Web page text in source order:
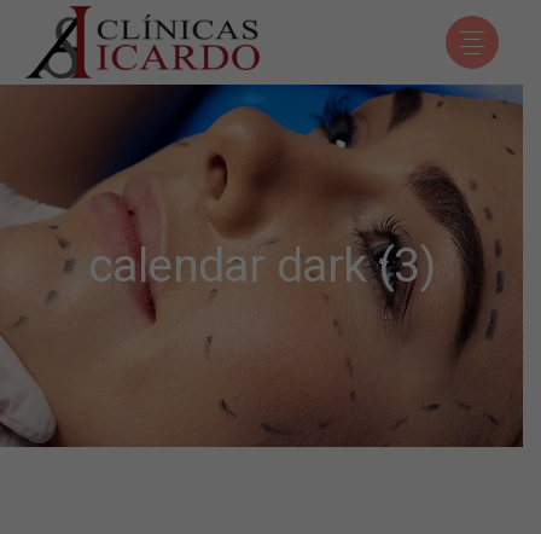
calendar dark (3)